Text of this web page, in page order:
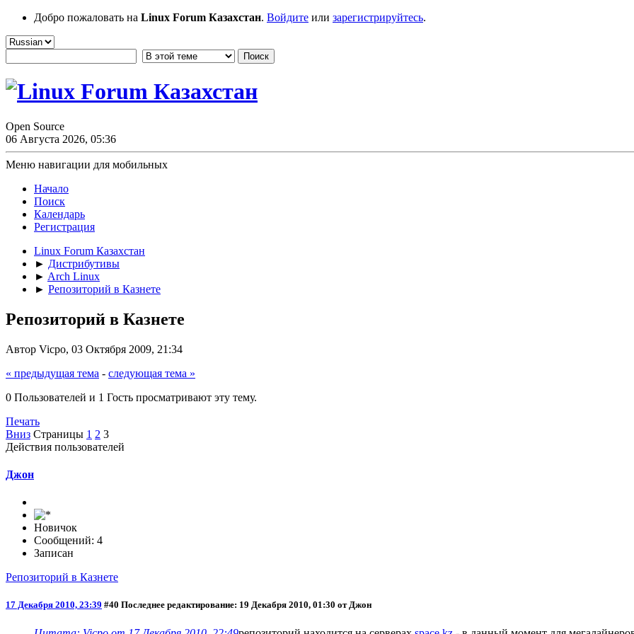
Добро пожаловать на Linux Forum Казахстан. Войдите или зарегистрируйтесь.
Open Source
06 Августа 2026, 05:36
Меню навигации для мобильных
Начало
Поиск
Календарь
Регистрация
Linux Forum Казахстан
► Дистрибутивы
► Arch Linux
► Репозиторий в Казнете
Репозиторий в Казнете
Автор Vicpo, 03 Октября 2009, 21:34
« предыдущая тема - следующая тема »
0 Пользователей и 1 Гость просматривают эту тему.
Печать
Вниз Страницы 1 2 3
Действия пользователей
Джон
Новичок
Сообщений: 4
Записан
Репозиторий в Казнете
17 Декабря 2010, 23:39 #40 Последнее редактирование: 19 Декабря 2010, 01:30 от Джон